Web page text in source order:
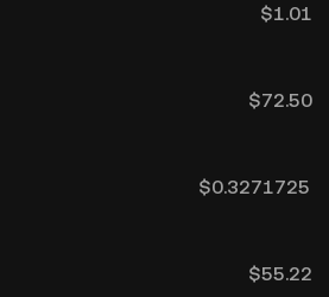
$1.01
$72.50
$0.3271725
$55.22